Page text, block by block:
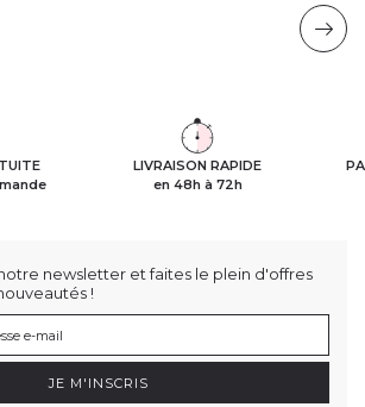
LIVRAISON RAPIDE
en 48h à 72h
newsletter et faites le plein d'offres
!
JE M'INSCRIS